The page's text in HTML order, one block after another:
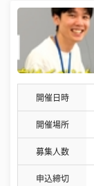
開催日時
開催場所
募集人数
申込締切